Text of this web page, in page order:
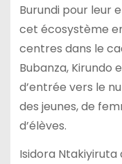
Burundi pour leur
cet écosystème
centres dans le
Bubanza, Kirundo
d’entrée vers le
des jeunes, de
d’élèves.
Isidora